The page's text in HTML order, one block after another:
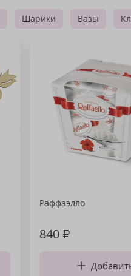
Шарики Вазы
Раффаэлло
840₽